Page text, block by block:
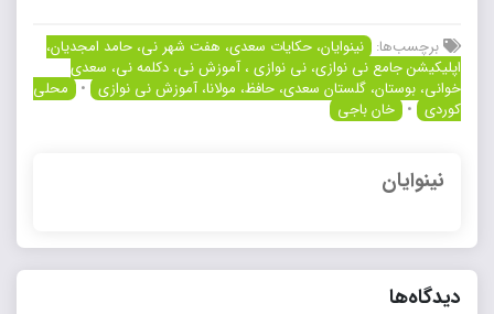
برچسب‌ها: نینوایان، حکایات سعدی، هفت شهر نی، حامد امجدیان،
اپلیکیشن جامع نی نوازی، نی نوازی ، آموزش نی، دکلمه نی، سعدی
خوانی، بوستان، گلستان سعدی، حافظ، مولانا، آموزش نی نوازی •
محلی
کوردی • خان باجی
نینوایان
دیدگاه‌ها